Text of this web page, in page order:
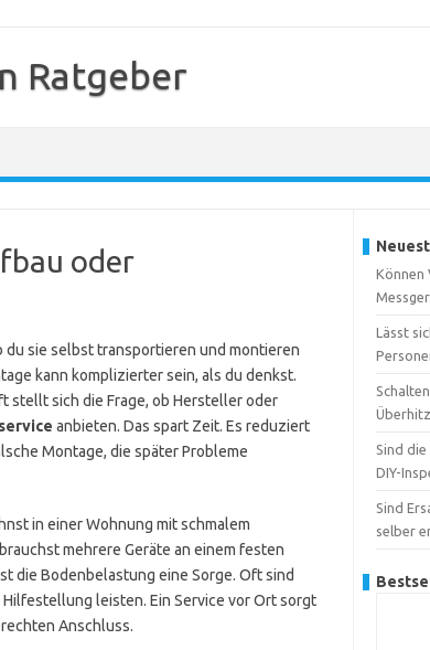
Ratgeber
oder
sie selbst transportieren und montieren
kann komplizierter sein, als du denkst.
stellt sich die Frage, ob Hersteller oder
anbieten. Das spart Zeit. Es reduziert
Montage, die später Probleme
in einer Wohnung mit schmalem
mehrere Geräte an einem festen
die Bodenbelastung eine Sorge. Oft sind
leisten. Ein Service vor Ort sorgt
Anschluss.
Können
Lässt
Sind
DIY-
Sind
selber